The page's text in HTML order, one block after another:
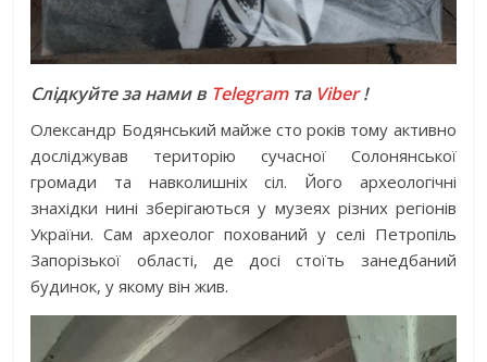
Слідкуйте за нами в Telegramта Viber!
Олександр Бодянський майже сто років тому активно
досліджував територію сучасної Солонянської
громади та навколишніх сіл. Його археологічні
знахідки нині зберігаються у музеях різних регіонів
України. Сам археолог похований у селі Петропіль
Запорізької області, де досі стоїть занедбаний
будинок, у якому він жив.